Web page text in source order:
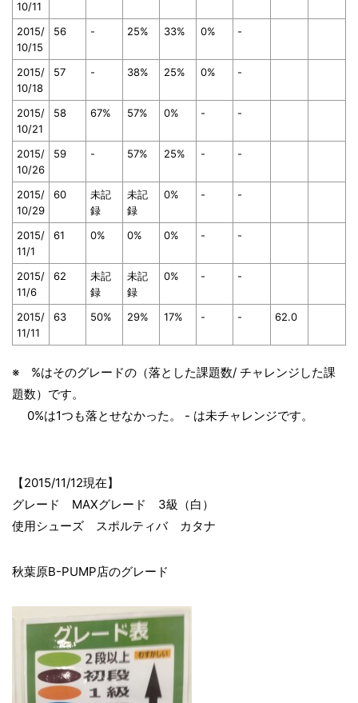
10/11
2015/
10/15
56 - 25% 33% 0% -
2015/
10/18
57 - 38% 25% 0% -
2015/
10/21
58 67% 57% 0% - -
2015/
10/26
59 - 57% 25% - -
2015/
10/29
60
未記
録
未記
録
0% - -
2015/
11/1
61 0% 0% 0% - -
2015/
11/6
62
未記
録
未記
録
0% - -
2015/
11/11
63 50% 29% 17% - - 62.0
※ %はそのグレードの（落とした課題数/ チャレンジした課
題数）です。
0%は1つも落とせなかった。 - は未チャレンジです。
【2015/11/12現在】
グレード MAXグレード 3級（白）
使用シューズ スポルティバ カタナ
秋葉原B-PUMP店のグレード